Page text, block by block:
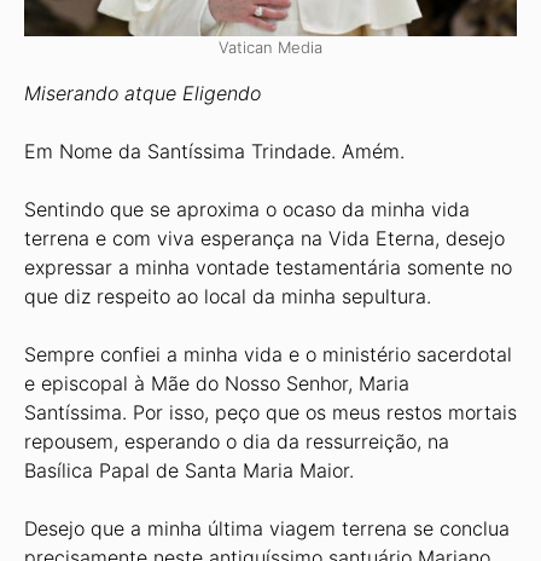
Vatican Media
Miserando atque Eligendo
Em Nome da Santíssima Trindade. Amém.
Sentindo que se aproxima o ocaso da minha vida
terrena e com viva esperança na Vida Eterna, desejo
expressar a minha vontade testamentária somente no
que diz respeito ao local da minha sepultura.
Sempre confiei a minha vida e o ministério sacerdotal
e episcopal à Mãe do Nosso Senhor, Maria
Santíssima. Por isso, peço que os meus restos mortais
repousem, esperando o dia da ressurreição, na
Basílica Papal de Santa Maria Maior.
Desejo que a minha última viagem terrena se conclua